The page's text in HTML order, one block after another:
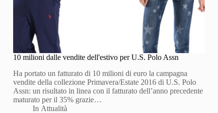
10 milioni dalle vendite dell'estivo per U.S. Polo Assn
Ha portato un fatturato di 10 milioni di euro la campagna
vendite della collezione Primavera/Estate 2016 di U.S. Polo
Assn: un risultato in linea con il fatturato dell’anno precedente
maturato per il 35% grazie…
In Attualità